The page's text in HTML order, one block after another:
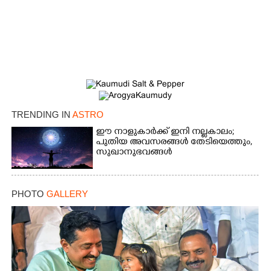
TRENDING IN ASTRO
ഈ നാളുകാർക്ക് ഇനി നല്ലകാലം;
പുതിയ അവസരങ്ങൾ തേടിയെത്തും,
സുഖാനുഭവങ്ങൾ
PHOTO GALLERY